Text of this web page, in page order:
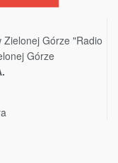
Zielonej Górze "Radio
Górze